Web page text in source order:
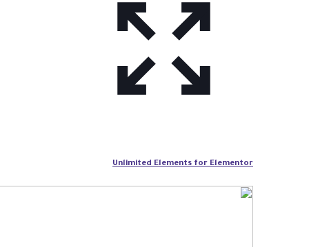
Unlimited Elements for Elementor